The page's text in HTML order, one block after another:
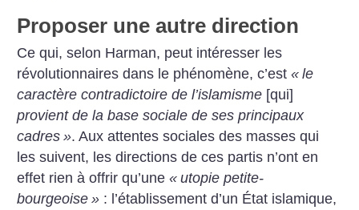
Proposer une autre direction
Ce qui, selon Harman, peut intéresser les
révolutionnaires dans le phénomène, c’est« le
caractère contradictoire de l’islamisme [qui]
provient de la base sociale de ses principaux
cadres ». Aux attentes sociales des masses qui
les suivent, les directions de ces partis n’ont en
effet rien à offrir qu’une« utopie petite-
bourgeoise » : l’établissement d’un État islamique,